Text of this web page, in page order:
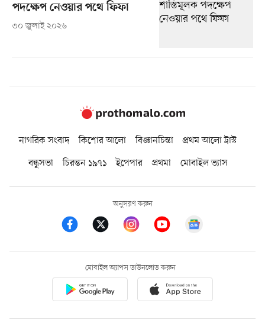
পদক্ষেপ নেওয়ার পথে ফিফা
৩০ জুলাই ২০২৬
নাগরিক সংবাদ কিশোর আলো বিজ্ঞানচিন্তা
প্রথম আলো ট্রাস্ট
বন্ধুসভা
চিরন্তন ১৯৭১ ইপেপার প্রথমা মোবাইল ভ্যাস
অনুসরণ করুন
মোবাইল অ্যাপস ডাউনলোড করুন